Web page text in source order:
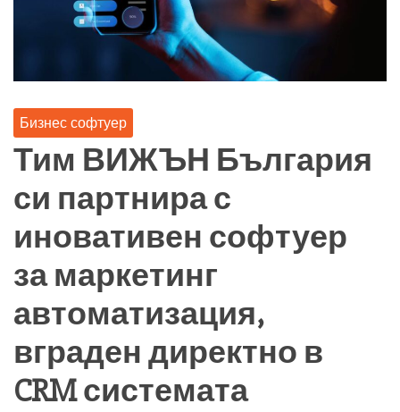
Бизнес софтуер
Тим ВИЖЪН България
си партнира с
иновативен софтуер
за маркетинг
автоматизация,
вграден директно в
CRM системата